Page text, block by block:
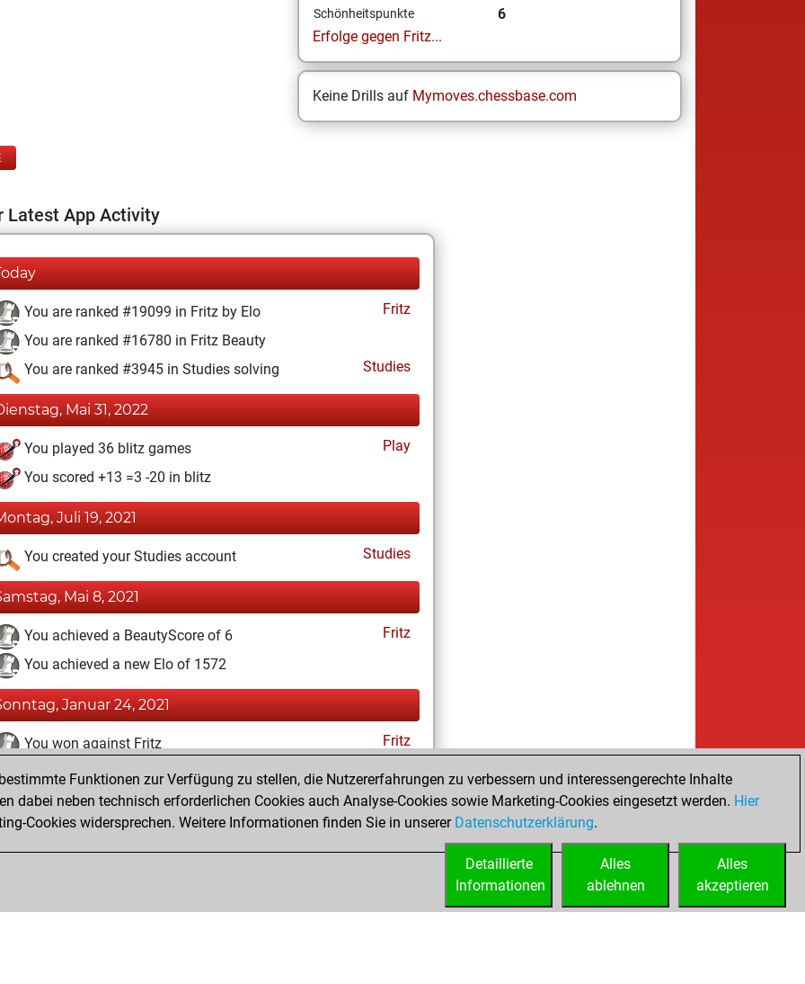
Schönheitspunkte
6
Erfolge gegen Fritz...
Keine Drills auf Mymoves.chessbase.com
Latest App Activity
You are ranked #19099 in Fritz by Elo
Fritz
You are ranked #16780 in Fritz Beauty
You are ranked #3945 in Studies solving
Studies
Mai 31, 2022
You played 36 blitz games
Play
You scored +13 =3 -20 in blitz
Juli 19, 2021
You created your Studies account Studies
Mai 8, 2021
You achieved a BeautyScore of 6
Fritz
You achieved a new Elo of 1572
Januar 24, 2021
You won against Fritz Fritz
Dezember 13, 2020
You created your Fritz account Fritz
Funktionen zur Verfügung zu stellen, die Nutzererfahrungen zu verbessern und interessengerechte Inhalte
dabei neben technisch erforderlichen Cookies auch Analyse-Cookies sowie Marketing-Cookies eingesetzt werden. Hier
Cookies widersprechen. Weitere Informationen finden Sie in unserer Datenschutzerklärung.
Alles
akzeptieren
Alles
ablehnen
Detaillierte
Informationen